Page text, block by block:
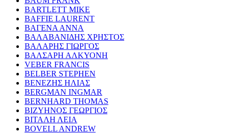
BARTLETT MIKE
BAFFIE LAURENT
ΒΑΓΕΝΑ ΑΝΝΑ
ΒΑΛΑΒΑΝΙΔΗΣ ΧΡΗΣΤΟΣ
ΒΑΛΑΡΗΣ ΓΙΩΡΓΟΣ
ΒΑΛΣΑΡΗ ΑΛΚΥΟΝΗ
VEBER FRANCIS
BELBER STEPHEN
ΒΕΝΕΖΗΣ ΗΛΙΑΣ
BERGMAN INGMAR
BERNHARD THOMAS
ΒΙΖΥΗΝΟΣ ΓΕΩΡΓΙΟΣ
ΒΙΤΑΛΗ ΛΕΙΑ
BOVELL ANDREW